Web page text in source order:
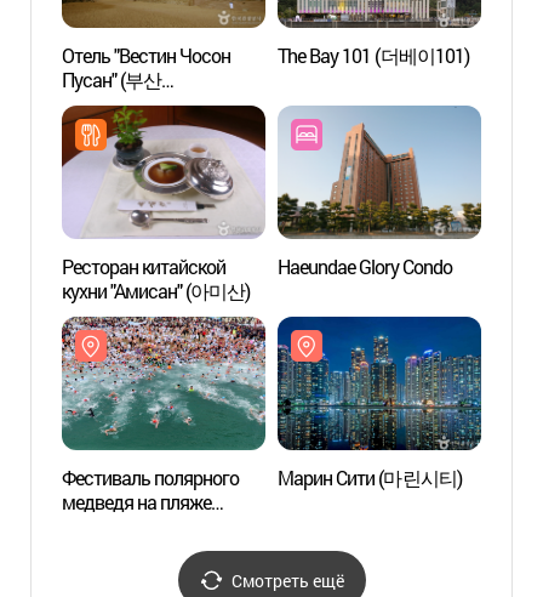
Отель "Вестин Чосон
Пусан" (부산
웨스틴조선호텔)
The Bay 101 (더베이101)
Ресторан китайской
кухни "Амисан" (아미산)
Haeundae Glory Condo
Фестиваль полярного
медведя на пляже
Марин Сити (마린시티)
Смотреть ещё